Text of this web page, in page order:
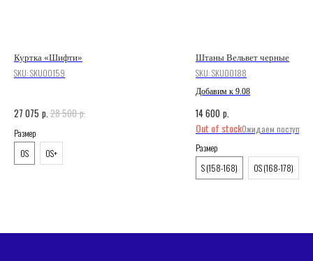
Куртка «Шифти»
SKU:SKU00159
27 075 p. 28 500 p.
Размер
OS
OS+
Штаны Вельвет черные
SKU:SKU00188
Добавим к 9.08
14 600 p.
Out of stock
Размер
S (158-168)
OS (168-178)